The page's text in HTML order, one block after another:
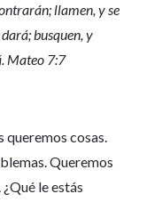
llamen, y se
busquen, y
Mateo 7:7
queremos cosas.
Queremos
le estás